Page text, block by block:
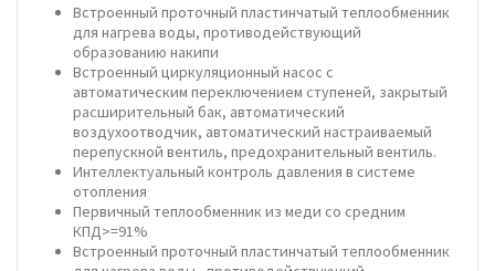
Встроенный проточный пластинчатый теплообменник
для нагрева воды, противодействующий
образованию накипи
Встроенный циркуляционный насос с
автоматическим переключением ступеней, закрытый
расширительный бак, автоматический
воздухоотводчик, автоматический настраиваемый
перепускной вентиль, предохранительный вентиль.
Интеллектуальный контроль давления в системе
отопления
Первичный теплообменник из меди со средним
КПД>=91%
Встроенный проточный пластинчатый теплообменник